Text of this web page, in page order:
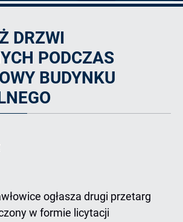
DRZWI
PODCZAS
BUDYNKU
ogłasza drugi przetarg
w formie licytacji